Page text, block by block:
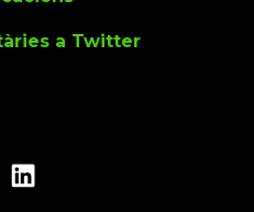
a Twitter